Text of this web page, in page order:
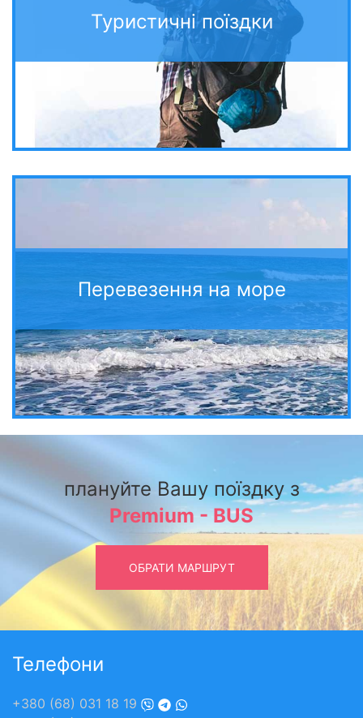
Туристичні поїздки
Перевезення на море
плануйте Вашу поїздку з
Premium - BUS
ОБРАТИ МАРШРУТ
Телефони
+380 (68) 031 18 19